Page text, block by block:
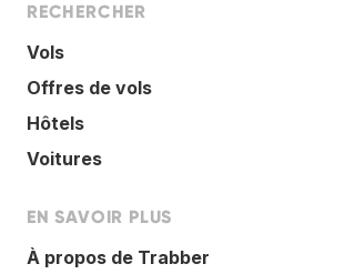
RECHERCHER
Vols
Offres de vols
Hôtels
Voitures
EN SAVOIR PLUS
À propos de Trabber